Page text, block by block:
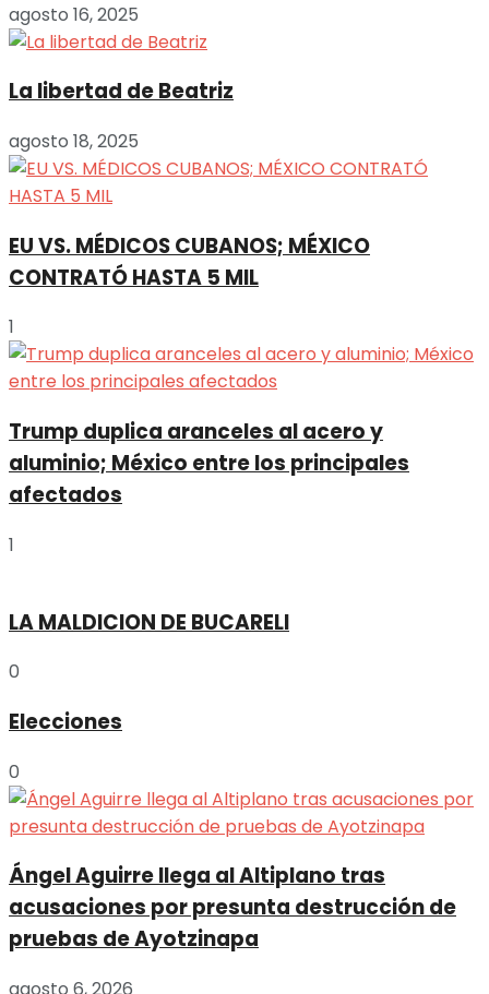
agosto 16, 2025
La libertad de Beatriz
agosto 18, 2025
EU VS. MÉDICOS CUBANOS; MÉXICO
CONTRATÓ HASTA 5 MIL
1
Trump duplica aranceles al acero y
aluminio; México entre los principales
afectados
1
LA MALDICION DE BUCARELI
0
Elecciones
0
Ángel Aguirre llega al Altiplano tras
acusaciones por presunta destrucción de
pruebas de Ayotzinapa